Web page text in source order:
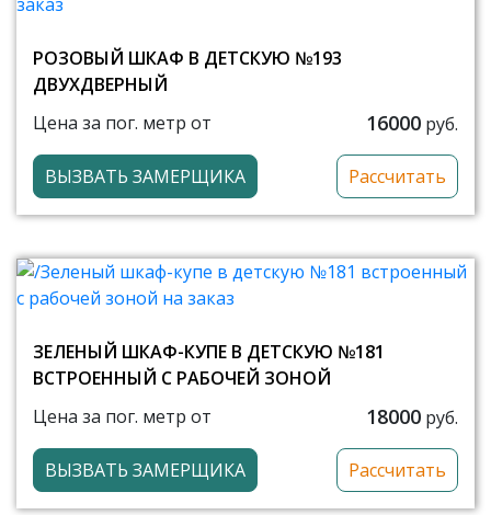
РОЗОВЫЙ ШКАФ В ДЕТСКУЮ №193
ДВУХДВЕРНЫЙ
Цена за пог. метр от
16000 руб.
ВЫЗВАТЬ ЗАМЕРЩИКА Рассчитать
ЗЕЛЕНЫЙ ШКАФ-КУПЕ В ДЕТСКУЮ №181
ВСТРОЕННЫЙ С РАБОЧЕЙ ЗОНОЙ
Цена за пог. метр от
18000 руб.
ВЫЗВАТЬ ЗАМЕРЩИКА Рассчитать